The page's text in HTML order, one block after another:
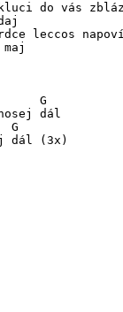
do vás
leccos
G
dál
G
dál (3x)